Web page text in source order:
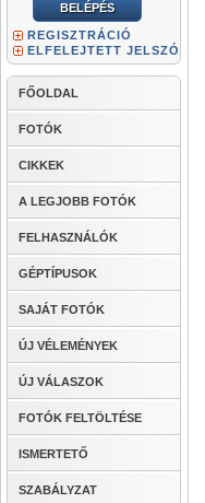
REGISZTRÁCIÓ
ELFELEJTETT JELSZÓ
FŐOLDAL
FOTÓK
CIKKEK
A LEGJOBB FOTÓK
FELHASZNÁLÓK
GÉPTÍPUSOK
SAJÁT FOTÓK
ÚJ VÉLEMÉNYEK
ÚJ VÁLASZOK
FOTÓK FELTÖLTÉSE
ISMERTETŐ
SZABÁLYZAT